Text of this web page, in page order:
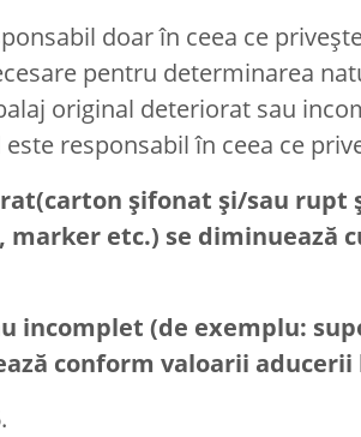
doar în ceea ce
pentru determinarea
original deteriorat sau
responsabil în ceea ce
șifonat și/sau rupt
etc.) se diminuează
incomplet (de exemplu:
conform valoarii